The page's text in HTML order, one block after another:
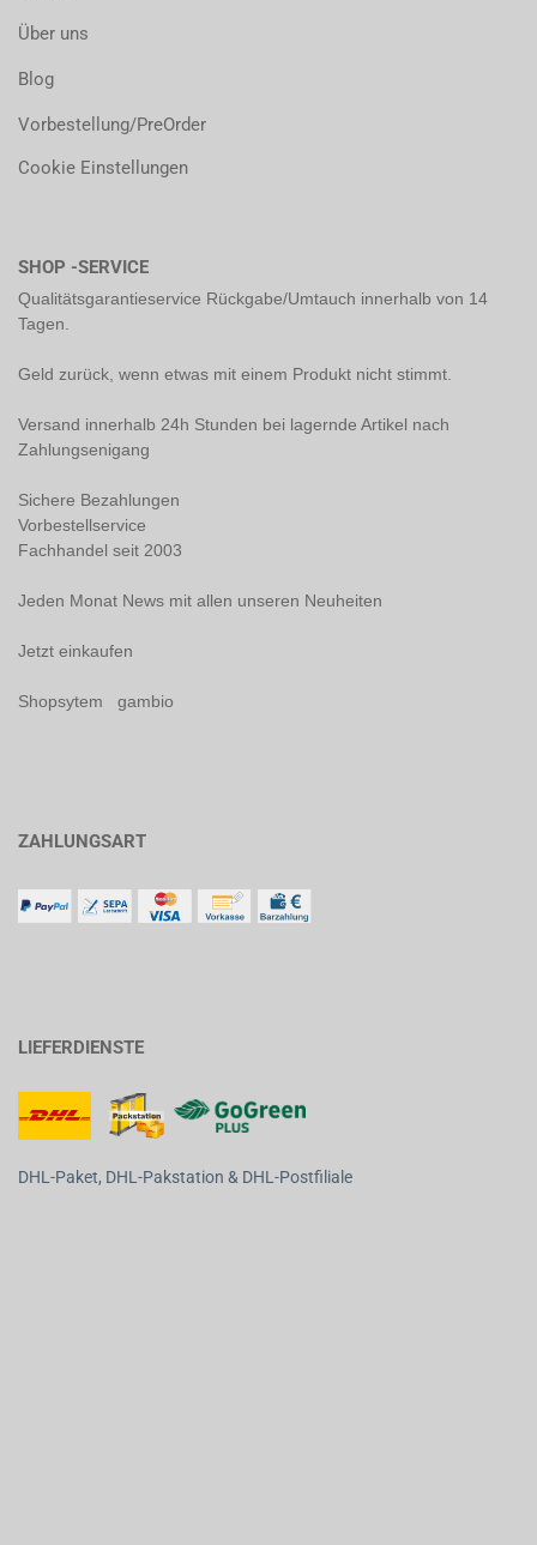
Über uns
Blog
Vorbestellung/PreOrder
Cookie Einstellungen
SHOP -SERVICE
Qualitätsgarantieservice Rückgabe/Umtauch innerhalb von 14
Tagen.
Geld zurück, wenn etwas mit einem Produkt nicht stimmt.
Versand innerhalb 24h Stunden bei lagernde Artikel nach
Zahlungsenigang
Sichere Bezahlungen
Vorbestellservice
Fachhandel seit 2003
Jeden Monat News mit allen unseren Neuheiten
Jetzt einkaufen
Shopsytem gambio
ZAHLUNGSART
LIEFERDIENSTE
DHL-Paket, DHL-Pakstation & DHL-Postfiliale